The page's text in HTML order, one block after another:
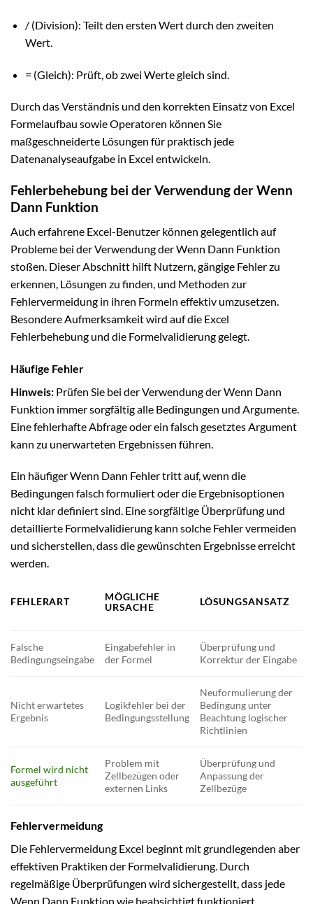
/ (Division): Teilt den ersten Wert durch den zweiten
Wert.
= (Gleich): Prüft, ob zwei Werte gleich sind.
Durch das Verständnis und den korrekten Einsatz von Excel
Formelaufbau sowie Operatoren können Sie
maßgeschneiderte Lösungen für praktisch jede
Datenanalyseaufgabe in Excel entwickeln.
Fehlerbehebung bei der Verwendung der Wenn
Dann Funktion
Auch erfahrene Excel-Benutzer können gelegentlich auf
Probleme bei der Verwendung der Wenn Dann Funktion
stoßen. Dieser Abschnitt hilft Nutzern, gängige Fehler zu
erkennen, Lösungen zu finden, und Methoden zur
Fehlervermeidung in ihren Formeln effektiv umzusetzen.
Besondere Aufmerksamkeit wird auf die Excel
Fehlerbehebung und die Formelvalidierung gelegt.
Häufige Fehler
Hinweis: Prüfen Sie bei der Verwendung der Wenn Dann
Funktion immer sorgfältig alle Bedingungen und Argumente.
Eine fehlerhafte Abfrage oder ein falsch gesetztes Argument
kann zu unerwarteten Ergebnissen führen.
Ein häufiger Wenn Dann Fehler tritt auf, wenn die
Bedingungen falsch formuliert oder die Ergebnisoptionen
nicht klar definiert sind. Eine sorgfältige Überprüfung und
detaillierte Formelvalidierung kann solche Fehler vermeiden
und sicherstellen, dass die gewünschten Ergebnisse erreicht
werden.
FEHLERART
MÖGLICHE
URSACHE
LÖSUNGSANSATZ
Falsche
Bedingungseingabe
Eingabefehler in
der Formel
Überprüfung und
Korrektur der Eingabe
Nicht erwartetes
Ergebnis
Logikfehler bei der
Bedingungsstellung
Neuformulierung der
Bedingung unter
Beachtung logischer
Richtlinien
Formel wird nicht
ausgeführt
Problem mit
Zellbezügen oder
externen Links
Überprüfung und
Anpassung der
Zellbezüge
Fehlervermeidung
Die Fehlervermeidung Excel beginnt mit grundlegenden aber
effektiven Praktiken der Formelvalidierung. Durch
regelmäßige Überprüfungen wird sichergestellt, dass jede
Wenn Dann Funktion wie beabsichtigt funktioniert.